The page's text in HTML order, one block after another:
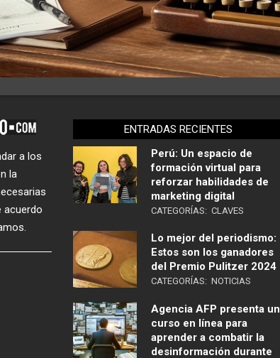
a los
la
acuerdo
ENTRADAS RECIENTES
Perú: Un espacio de
formación virtual para
reforzar habilidades de
marketing digital
CATEGORÍAS: CLAVES
Lo mejor del periodismo:
Estos son los ganadores
del Premio Pulitzer 2024
CATEGORÍAS: NOTICIAS
Agencia AFP presenta un
curso en línea para
aprender a combatir la
desinformación durante